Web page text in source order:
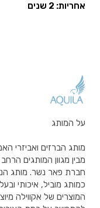
אחריות: 2 שנים
על המותג
מבין מגוון המותגים
חברת פאר נשר. מותג
כמותג מוביל, איכותי
המוצרים של אקווילה